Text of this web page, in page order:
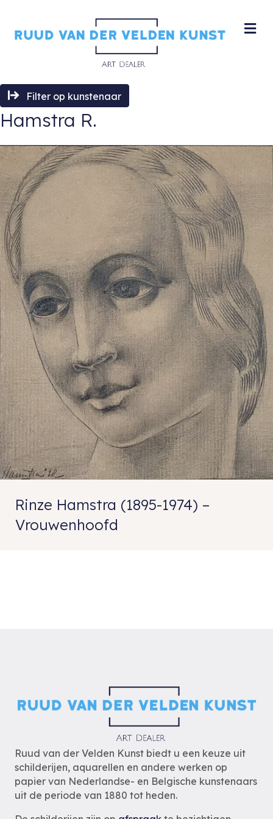
Filter op kunstenaar
Hamstra R.
Rinze Hamstra (1895-1974) –
Vrouwenhoofd
Ruud van der Velden Kunst biedt u een keuze uit
schilderijen, aquarellen en andere werken op
papier van Nederlandse- en Belgische kunstenaars
uit de periode van 1880 tot heden.